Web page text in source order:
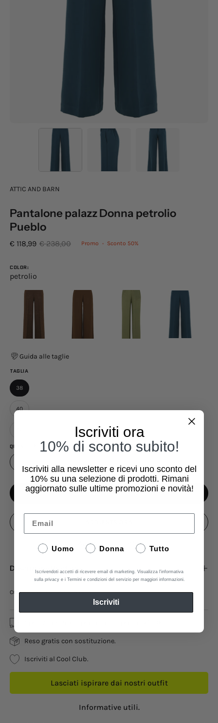
ATTIC AND BARN
Pantalone palazz Donna petrolio
Pueblo
€ 118,99 € 238,00 Promo • Sconto 50%
COLOR:
petrolio
Guida alle taglie
TAGLIA
38
40
QUANTITÀ
AGGIUNGI AL CARRELLO
Aggiungi ai Preferiti
Descrizione Prodotto
COLLEZIONE: AUTUNNO INVERNO
Reso gratis con sostituzione.
Iscriviti al Cool Club.
Lasciati ispirare dai nostri outfit
Informative utili.
Iscriviti ora
10% di sconto subito!
Iscriviti alla newsletter e ricevi uno sconto del
10% su una selezione di prodotti. Rimani
aggiornato sulle ultime promozioni e novità!
Email
Uomo Donna Tutto
Iscrivendoti accetti di ricevere email di marketing. Visualizza l'informativa
sulla privacy e i Termini e condizioni del servizio per maggiori informazioni.
Iscriviti